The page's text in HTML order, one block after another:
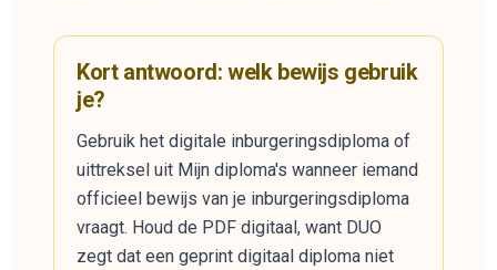
Kort antwoord: welk bewijs gebruik
je?
Gebruik het digitale inburgeringsdiploma of
uittreksel uit Mijn diploma's wanneer iemand
officieel bewijs van je inburgeringsdiploma
vraagt. Houd de PDF digitaal, want DUO
zegt dat een geprint digitaal diploma niet